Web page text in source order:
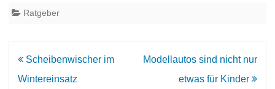
Ratgeber
Beitrags-
Navigation
Scheibenwischer im
Wintereinsatz
Modellautos sind nicht nur
etwas für Kinder